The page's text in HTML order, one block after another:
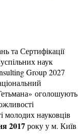
та Сертифікації
наук
Group 2027
оголошують
молодих науковців
2017року у м. Київ